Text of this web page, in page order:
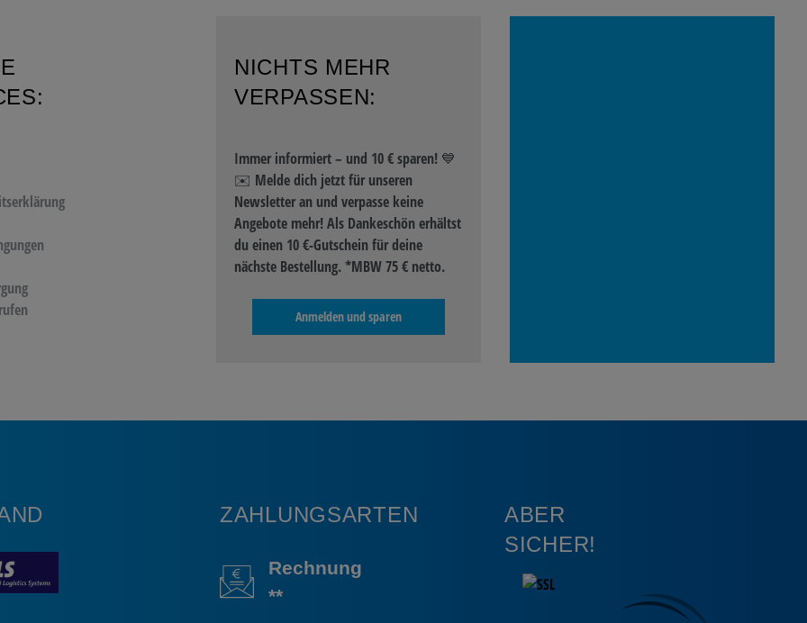
NICHTS MEHR
VERPASSEN:
Immer informiert – und 10 € sparen! 💙
✉️ Melde dich jetzt für unseren
Newsletter an und verpasse keine
Angebote mehr! Als Dankeschön erhältst
du einen 10 €-Gutschein für deine
nächste Bestellung. *MBW 75 € netto.
Anmelden und sparen
ZAHLUNGSARTEN
Rechnung
**
ABER
SICHER!